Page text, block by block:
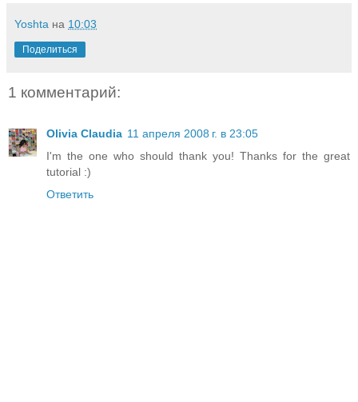
Yoshta на 10:03
Поделиться
1 комментарий:
Olivia Claudia 11 апреля 2008 г. в 23:05
I'm the one who should thank you! Thanks for the great
tutorial :)
Ответить